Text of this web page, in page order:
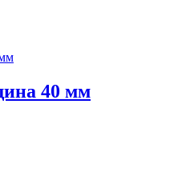
40 мм